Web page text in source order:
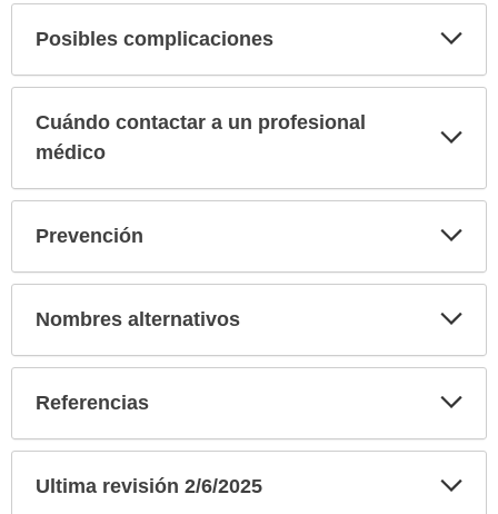
Posibles complicaciones
Cuándo contactar a un profesional
médico
Prevención
Nombres alternativos
Referencias
Ultima revisión 2/6/2025